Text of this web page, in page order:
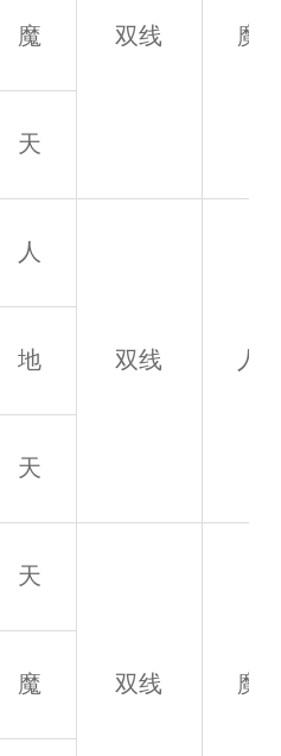
双线 魔
魔
天
人
双线 人
地
天
天
双线 魔
魔